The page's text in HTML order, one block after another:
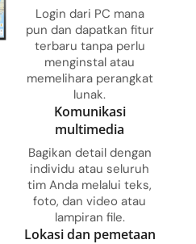
Login dari PC mana
pun dan dapatkan fitur
terbaru tanpa perlu
menginstal atau
memelihara perangkat
lunak.
Komunikasi
multimedia
Bagikan detail dengan
individu atau seluruh
tim Anda melalui teks,
foto, dan video atau
lampiran file.
Lokasi dan pemetaan